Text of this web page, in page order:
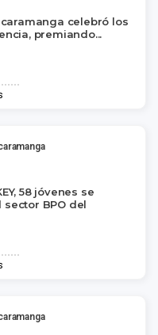
celebró los
premiando...
58 jóvenes se
BPO del